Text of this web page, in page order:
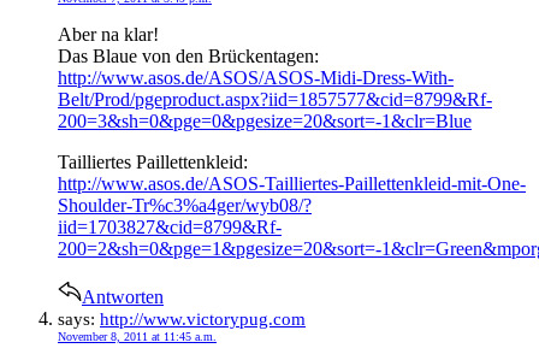
Aber na klar!
Das Blaue von den Brückentagen:
http://www.asos.de/ASOS/ASOS-Midi-Dress-With-
Belt/Prod/pgeproduct.aspx?iid=1857577&cid=8799&Rf-
200=3&sh=0&pge=0&pgesize=20&sort=-1&clr=Blue
Tailliertes Paillettenkleid:
http://www.asos.de/ASOS-Tailliertes-Paillettenkleid-mit-One-
Shoulder-Tr%c3%a4ger/wyb08/?
iid=1703827&cid=8799&Rf-
200=2&sh=0&pge=1&pgesize=20&sort=-
Antworten
says: http://www.victorypug.com
November 8, 2011 at 11:45 a.m.